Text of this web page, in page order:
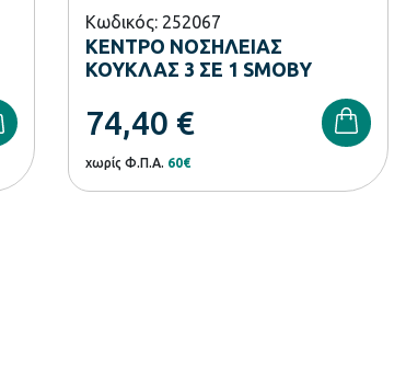
Κωδικός: 252067
ΚΕΝΤΡΟ ΝΟΣΗΛΕΙΑΣ
ΚΟΥΚΛΑΣ 3 ΣΕ 1 SMOBY
74,40 €
χωρίς Φ.Π.Α. 60€